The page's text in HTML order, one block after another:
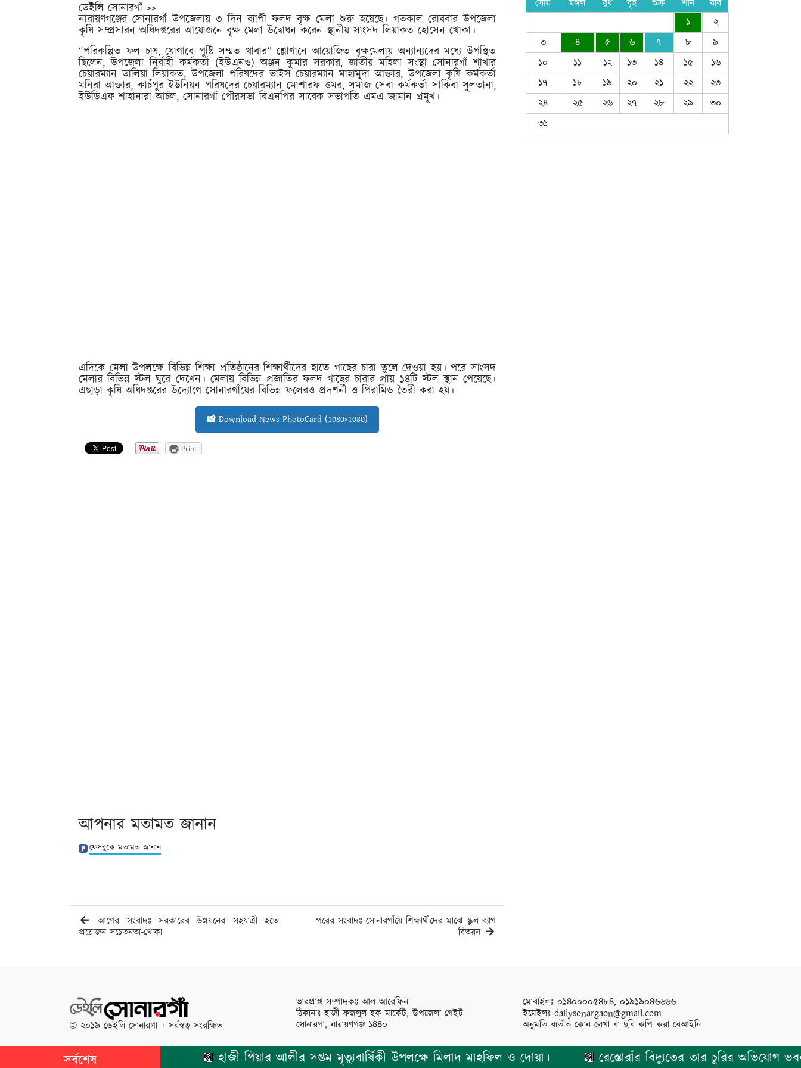
ডেইলি সোনারগাঁ >>
নারায়ণগঞ্জের সোনারগাঁ উপজেলায় ৩ দিন ব্যাপী ফলদ বৃক্ষ মেলা শুরু হয়েছে। গতকাল রোববার উপজেলা
কৃষি সম্প্রসারন অধিদপ্তরের আয়োজনে বৃক্ষ মেলা উদ্বোধন করেন স্থানীয় সাংসদ লিয়াকত হোসেন খোকা।
“পরিকল্পিত ফল চাষ, যোগাবে পুষ্টি সম্মত খাবার” শ্লোগানে আয়োজিত বৃক্ষমেলায় অন্যান্যদের মধ্যে উপস্থিত
ছিলেন, উপজেলা নির্বাহী কর্মকর্তা (ইউএনও) অঞ্জন কুমার সরকার, জাতীয় মহিলা সংস্থা সোনারগাঁ শাখার
চেয়ারম্যান ডালিয়া লিয়াকত, উপজেলা পরিষদের ভাইস চেয়ারম্যান মাহামুদা আক্তার, উপজেলা কৃষি কর্মকর্তা
মনিরা আক্তার, কাচঁপুর ইউনিয়ন পরিষদের চেয়ারম্যান মোশারফ ওমর, সমাজ সেবা কর্মকর্তা সাকিবা সুলতানা,
ইউডিএফ শাহানারা আচঁল, সোনারগাঁ পৌরসভা বিএনপির সাবেক সভাপতি এমএ জামান প্রমূখ।
এদিকে মেলা উপলক্ষে বিভিন্ন শিক্ষা প্রতিষ্ঠানের শিক্ষার্থীদের হাতে গাছের চারা তুলে দেওয়া হয়। পরে সাংসদ
মেলার বিভিন্ন স্টল ঘুরে দেখেন। মেলায় বিভিন্ন প্রজাতির ফলদ গাছের চারার প্রায় ১৪টি স্টল স্থান পেয়েছে।
এছাড়া কৃষি অধিদপ্তরের উদ্যোগে সোনারগাঁয়ের বিভিন্ন ফলেরও প্রদশর্নী ও পিরামিড তৈরী করা হয়।
📸 Download News PhotoCard (1080×1080)
Print
আপনার মতামত জানান
ফেসবুকে মতামত জানান
আগের সংবাদঃ সরকারের উন্নয়নের সহযাত্রী হতে
প্রয়োজন সচেতনতা-খোকা
পরের সংবাদঃ সোনারগাঁয়ে শিক্ষার্থীদের মাঝে স্কুল ব্যাগ
বিতরন
সোম মঙ্গল বুধ বৃহ শুক্র শনি
রবি
১
২
৩
৪ ৫ ৬ ৭ ৮
৯
১০
১১ ১২ ১৩ ১৪ ১৫
১৬
১৭
১৮ ১৯ ২০ ২১ ২২
২৩
২৪
২৫ ২৬ ২৭ ২৮ ২৯
৩০
৩১
© ২০১৯ ডেইলি সোনারগা । সর্বস্বত্ব সংরক্ষিত
ভারপ্রাপ্ত সম্পাদকঃ আল আরেফিন
ঠিকানাঃ হাজী ফজলুল হক মার্কেট, উপজেলা গেইট
সোনারগা, নারায়ণগঞ্জ ১৪৪০
মোবাইলঃ ০১৪০০০০৫৪৮৪, ০১৯১৯০৪৬৬৬৬
ইমেইলঃ dailysonargaon@gmail.com
অনুমতি ব্যতীত কোন লেখা বা ছবি কপি করা বেআইনি
সর্বশেষ হাজী পিয়ার আলীর সপ্তম মৃত্যুবার্ষিকী উপলক্ষে মিলাদ মাহফিল ও দোয়া। রেস্তোরাঁর বিদ্যুতের তার চুরির অভিযোগ ভবন